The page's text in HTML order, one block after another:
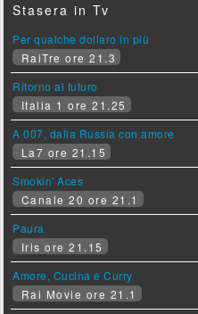
Stasera in Tv
Per qualche dollaro in più
RaiTre ore 21.3
Ritorno al futuro
Italia 1 ore 21.25
A 007, dalla Russia con amore
La7 ore 21.15
Smokin' Aces
Canale 20 ore 21.1
Paura
Iris ore 21.15
Amore, Cucina e Curry
Rai Movie ore 21.1